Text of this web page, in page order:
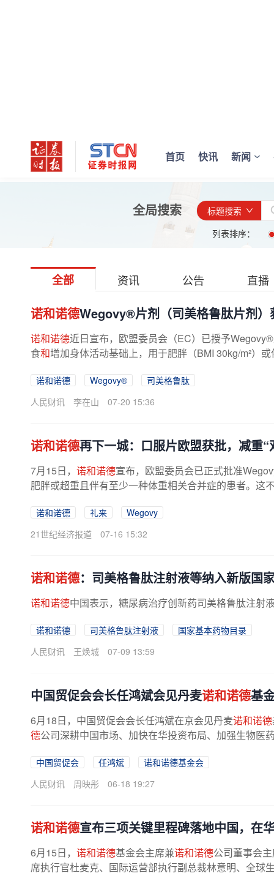
首页 快讯 新闻
全局搜索
标题搜索
列表排序：
全部 资讯 公告 直播
诺和诺德Wegovy®片剂（司美格鲁肽片剂）
诺和诺德近日宣布，欧盟委员会（EC）已授予
食和增加身体活动基础上，用于肥胖（BMI 30kg/m²）
诺和诺德 Wegovy®
司美格鲁肽
人民财讯
李在山 07-20 15:36
诺和诺德再下一城：口服片欧盟获批，减重
7月15日， 诺和诺德宣布，欧盟委员会已正式批准
肥胖或超重且伴有至少一种体重相关合并症的患者。这
诺和诺德 礼来
Wegovy
21世纪经济报道
07-16 15:32
诺和诺德：司美格鲁肽注射液等纳入新版国
诺和诺德中国表示，糖尿病治疗创新药司美格鲁肽注射
诺和诺德 司美格鲁肽注射液
国家基本药物目录
人民财讯
王焕城 07-09 13:59
中国贸促会会长任鸿斌会见丹麦诺和诺德基
6月18日，中国贸促会会长任鸿斌在京会见丹麦诺和诺德
德公司深耕中国市场、加快在华投资布局、加强生物医
中国贸促会 任鸿斌
诺和诺德基金会
人民财讯
周映彤 06-18 19:27
诺和诺德宣布三项关键里程碑落地中国，在
6月15日， 诺和诺德基金会主席兼诺和诺德公司董事会
席执行官杜麦克、国际运营部执行副总裁林意明、全球